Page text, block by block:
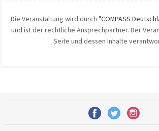
Die Veranstaltung wird durch "COMPASS
und ist der rechtliche Ansprechpartner. Der
Seite und dessen Inhalte